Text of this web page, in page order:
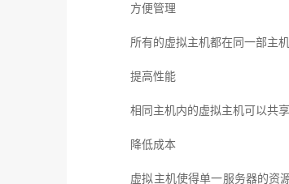
方便管理
所有的虚拟主机都在同一部主机
提高性能
相同主机内的虚拟主机可以共享
降低成本
虚拟主机使得单一服务器的资源